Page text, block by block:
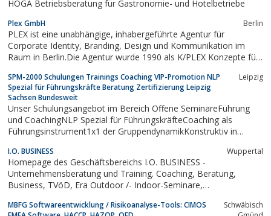
HOGA Betriebsberatung für Gastronomie- und Hotelbetriebe
Plex GmbH Berlin
PLEX ist eine unabhängige, inhabergeführte Agentur für
Corporate Identity, Branding, Design und Kommunikation im
Raum in Berlin.Die Agentur wurde 1990 als K/PLEX Konzepte für
erfolgte im Jahr 2000. Heute gehören wir zu den 10 größten
Design-Agenturen Deutschlands....
SPM-2000 Schulungen Trainings Coaching VIP-Promotion NLP
Spezial für Führungskräfte Beratung Zertifizierung Leipzig
Sachsen Bundesweit
Leipzig
Unser Schulungsangebot im Bereich Offene SeminareFührung
und CoachingNLP Spezial für FührungskräfteCoaching als
Führungsinstrument1x1 der GruppendynamikKonstruktiv in
KonfliktsituationenAusbildungen und umfassende
WeiterbildungsseminareWeiterbildung zum General Trainer...
I.O. BUSINESS Wuppertal
Homepage des Geschäftsbereichs I.O. BUSINESS -
Unternehmensberatung und Training. Coaching, Beratung,
Business, TVöD, Era Outdoor /- Indoor-Seminare,
MBFG Softwareentwicklung / Risikoanalyse-Tools: CIMOS
Schwäbisch